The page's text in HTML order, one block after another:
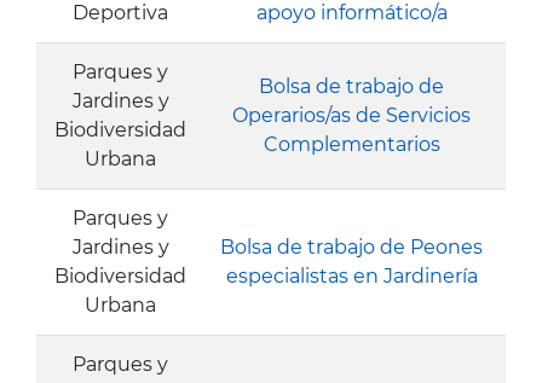
Deportiva
apoyo informático/a
Parques y
Jardines y
Biodiversidad
Urbana
Bolsa de trabajo de
Operarios/as de Servicios
Complementarios
Parques y
Jardines y
Biodiversidad
Urbana
Bolsa de trabajo de Peones
especialistas en Jardinería
Parques y